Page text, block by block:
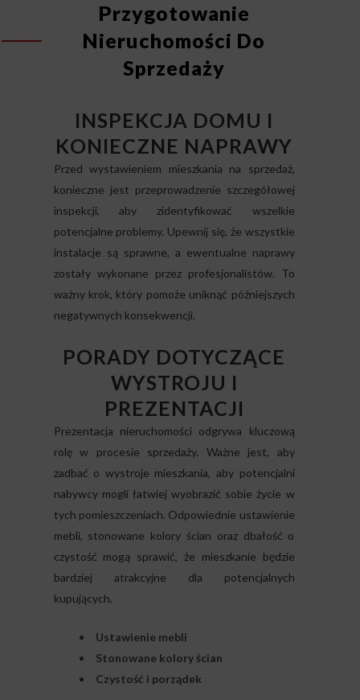
Przygotowanie
Nieruchomości Do
Sprzedaży
INSPEKCJA DOMU I
KONIECZNE NAPRAWY
Przed wystawieniem mieszkania na sprzedaż,
konieczne jest przeprowadzenie szczegółowej
inspekcji, aby zidentyfikować wszelkie
potencjalne problemy. Upewnij się, że wszystkie
instalacje są sprawne, a ewentualne naprawy
zostały wykonane przez profesjonalistów. To
ważny krok, który pomoże uniknąć późniejszych
negatywnych konsekwencji.
PORADY DOTYCZĄCE
WYSTROJU I
PREZENTACJI
Prezentacja nieruchomości odgrywa kluczową
rolę w procesie sprzedaży. Ważne jest, aby
zadbać o wystroje mieszkania, aby potencjalni
nabywcy mogli łatwiej wyobrazić sobie życie w
tych pomieszczeniach. Odpowiednie ustawienie
mebli, stonowane kolory ścian oraz dbałość o
czystość mogą sprawić, że mieszkanie będzie
bardziej atrakcyjne dla potencjalnych
kupujących.
Ustawienie mebli
Stonowane kolory ścian
Czystość i porządek